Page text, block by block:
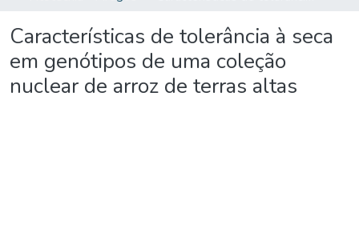
Características de tolerância à seca
em genótipos de uma coleção
nuclear de arroz de terras altas